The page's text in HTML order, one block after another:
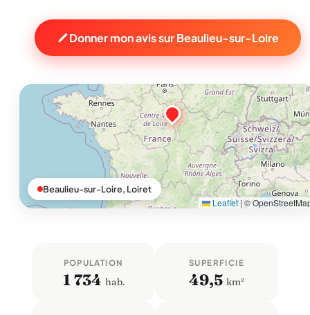
Donner mon avis sur Beaulieu-sur-Loire
Leaflet|©
Beaulieu-sur-Loire, Loiret
POPULATION
1 734 hab.
SUPERFICIE
49,5 km²